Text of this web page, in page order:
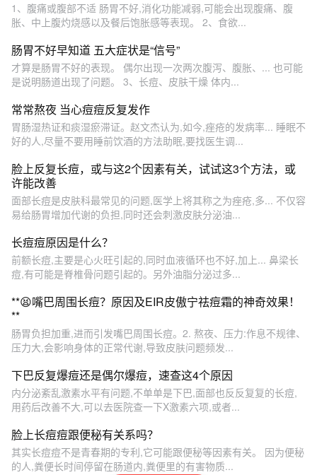
1、腹痛或腹部不适 肠胃不好,消化功能减弱,可能会出现腹痛、腹
胀、中上腹灼烧感以及餐后饱胀感等表现。 2、食欲...
肠胃不好早知道 五大症状是“信号”
才算是肠胃不好的表现。 偶尔出现一次两次腹泻、腹胀、... 也可能
是说明肠道出现了问题。 3、长痘、皮肤干燥 体内...
常常熬夜 当心痘痘反复发作
胃肠湿热证和痰湿瘀滞证。赵文杰认为,如今,痤疮的发病率... 睡眠不
好的人,尽量不要用睡前饮酒的方法助眠,要找医生调...
脸上反复长痘，或与这2个因素有关，试试这3个方法，或
许能改善
面部长痘是皮肤科最常见的问题,医学上将其称之为痤疮,多... 不仅容
易给肠胃增加代谢的负担,同时还会刺激皮肤分泌油...
长痘痘原因是什么？
前额长痘,主要是心火旺引起的,同时血液循环也不好,加上... 鼻梁长
痘,有可能是脊椎骨问题引起的。另外油脂分泌过多...
**😫嘴巴周围长痘？原因及EIR皮傲宁祛痘霜的神奇效果！
**
肠胃负担加重,进而引发嘴巴周围长痘。2. 熬夜、压力:作息不规律、
压力大,会影响身体的正常代谢,导致皮肤问题频发...
下巴反复爆痘还是偶尔爆痘，速查这4个原因
内分泌紊乱激素水平有问题,不单单是下巴,面部也反反复复的长痘,
用药后改善不大,可以去医院查一下X激素六项,或者...
脸上长痘痘跟便秘有关系吗？
其实长痘痘不是青春期的专利,它可能跟便秘等因素有关。 因为便秘
的人,粪便长时间停留在肠道内,粪便里的有害物质...